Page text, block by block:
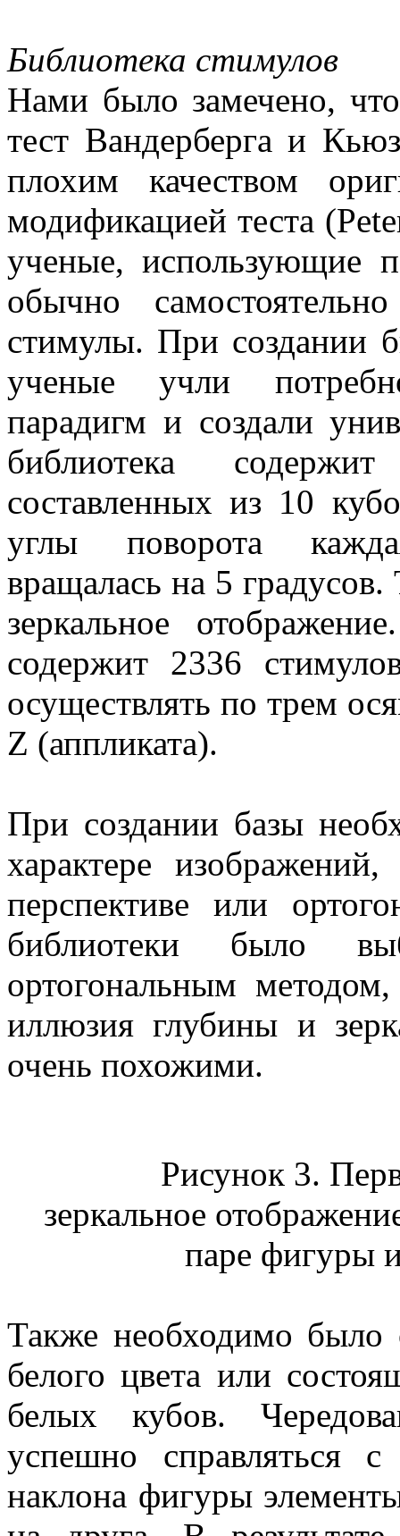
Библиотека стимулов
Нами было замечено,
тест Вандерберга и
плохим качеством
модификацией теста
ученые, использующие
обычно
стимулы. При создании
ученые учли
парадигм и создали
библиотека
составленных из 10
углы поворота
вращалась на 5
зеркальное
содержит 2336
осуществлять по трем
Z (аппликата).
При создании базы
характере
перспективе или
библиотеки было
ортогональным
иллюзия глубины и
очень похожими.
Рисунок 3.
зеркальное
паре фигуры
Также необходимо было
белого цвета или
белых кубов.
успешно справляться
наклона фигуры